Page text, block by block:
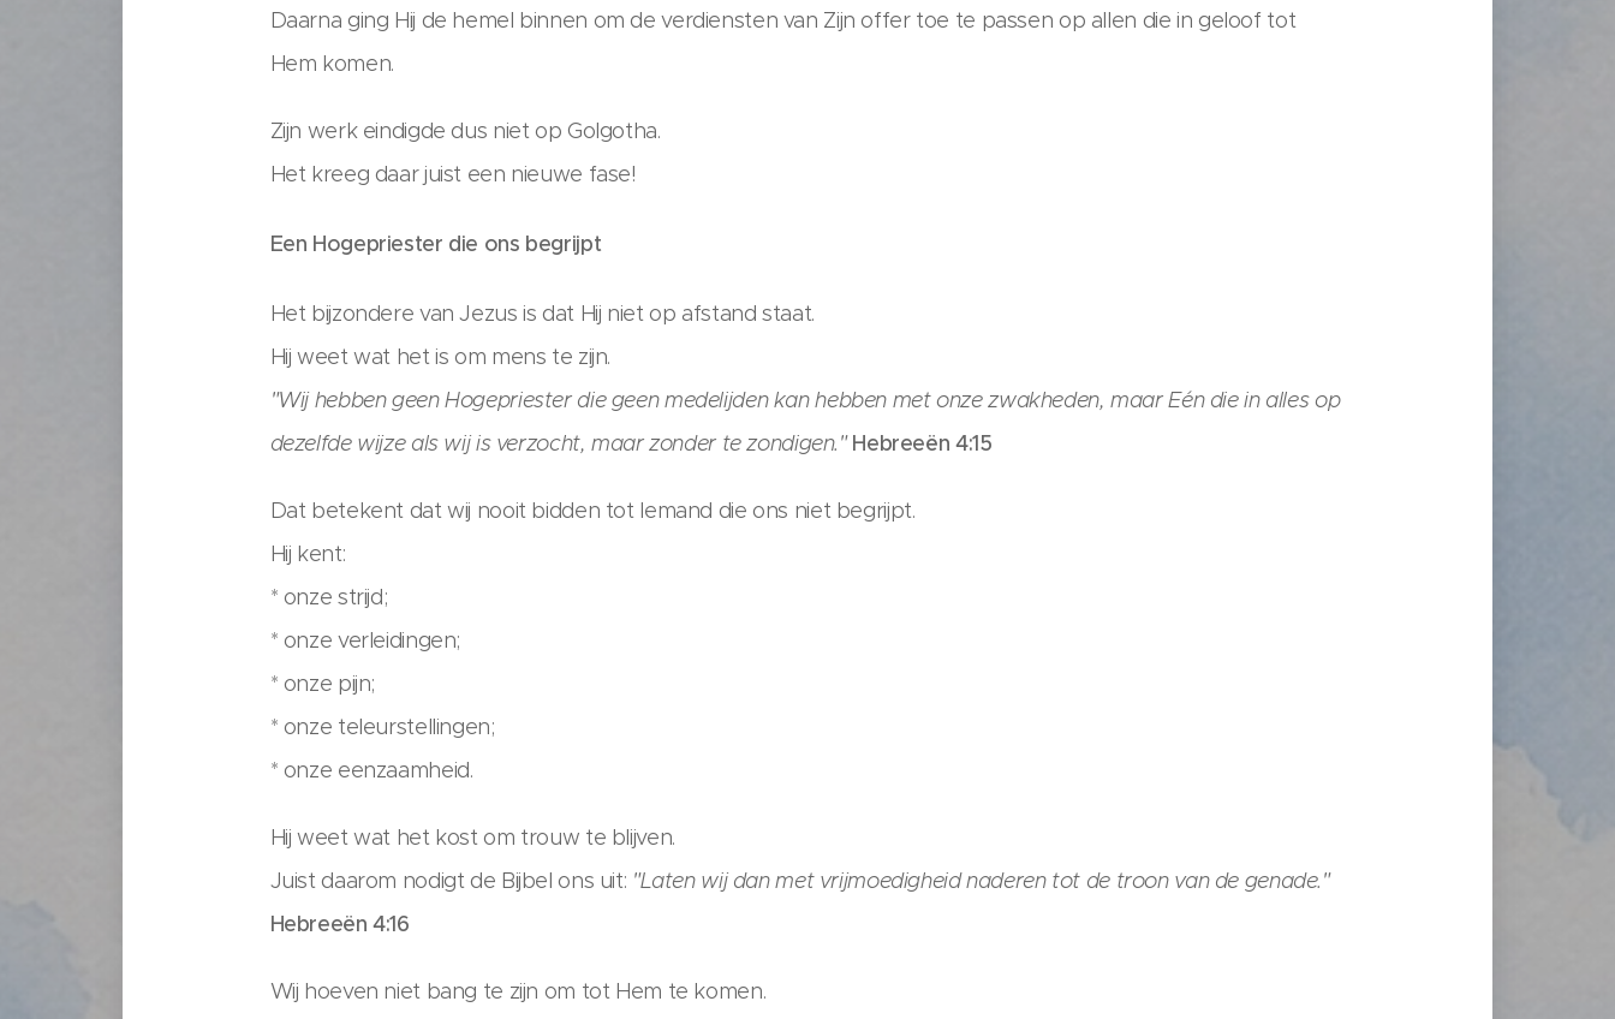
Daarna ging Hij de hemel binnen om de verdiensten van Zijn offer toe te passen op allen die in geloof tot
Hem komen.
Zijn werk eindigde dus niet op Golgotha.
Het kreeg daar juist een nieuwe fase!
Een Hogepriester die ons begrijpt
Het bijzondere van Jezus is dat Hij niet op afstand staat.
Hij weet wat het is om mens te zijn.
"Wij hebben geen Hogepriester die geen medelijden kan hebben met onze zwakheden, maar Eén die in alles op
dezelfde wijze als wij is verzocht, maar zonder te zondigen." Hebreeën 4:15
Dat betekent dat wij nooit bidden tot Iemand die ons niet begrijpt.
Hij kent:
* onze strijd;
* onze verleidingen;
* onze pijn;
* onze teleurstellingen;
* onze eenzaamheid.
Hij weet wat het kost om trouw te blijven.
Juist daarom nodigt de Bijbel ons uit: "Laten wij dan met vrijmoedigheid naderen tot de troon van de genade."
Hebreeën 4:16
Wij hoeven niet bang te zijn om tot Hem te komen.